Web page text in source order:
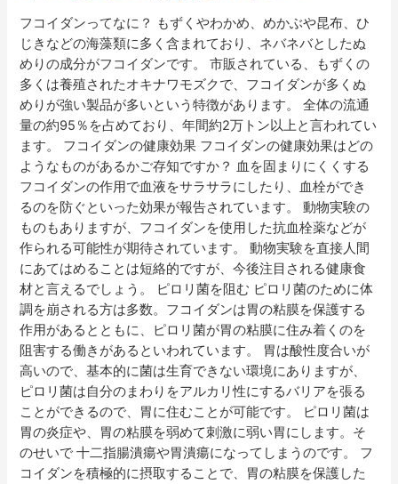
フコイダンってなに？ もずくやわかめ、めかぶや昆布、ひ
じきなどの海藻類に多く含まれており、ネバネバとしたぬ
めりの成分がフコイダンです。 市販されている、もずくの
多くは養殖されたオキナワモズクで、フコイダンが多くぬ
めりが強い製品が多いという特徴があります。 全体の流通
量の約95％を占めており、年間約2万トン以上と言われてい
ます。 フコイダンの健康効果 フコイダンの健康効果はどの
ようなものがあるかご存知ですか？ 血を固まりにくくする
フコイダンの作用で血液をサラサラにしたり、血栓ができ
るのを防ぐといった効果が報告されています。 動物実験の
ものもありますが、フコイダンを使用した抗血栓薬などが
作られる可能性が期待されています。 動物実験を直接人間
にあてはめることは短絡的ですが、今後注目される健康食
材と言えるでしょう。 ピロリ菌を阻む ピロリ菌のために体
調を崩される方は多数。フコイダンは胃の粘膜を保護する
作用があるとともに、ピロリ菌が胃の粘膜に住み着くのを
阻害する働きがあるといわれています。 胃は酸性度合いが
高いので、基本的に菌は生育できない環境にありますが、
ピロリ菌は自分のまわりをアルカリ性にするバリアを張る
ことができるので、胃に住むことが可能です。 ピロリ菌は
胃の炎症や、胃の粘膜を弱めて刺激に弱い胃にします。そ
のせいで 十二指腸潰瘍や胃潰瘍になってしまうのです。 フ
コイダンを積極的に摂取することで、胃の粘膜を保護した
康
な
毎
日
を
送
り
ま
し
ょ
う